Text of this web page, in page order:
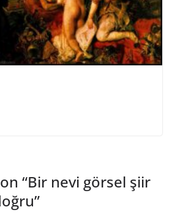
“Bir nevi görsel şiir
”